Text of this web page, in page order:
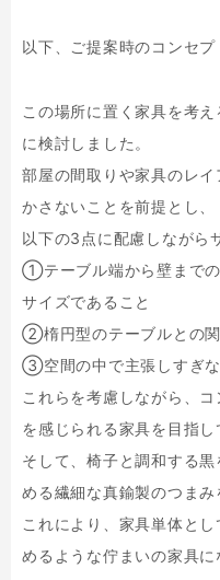
以下、ご提案時のコンセプ
この場所に置く家具を考
に検討しました。
部屋の間取りや家具のレ
かさないことを前提とし、
以下の3点に配慮しながら
①テーブル端から壁まで
サイズであること
②楕円型のテーブルとの関
③空間の中で主張しすぎな
これらを考慮しながら、
を感じられる家具を目指し
そして、椅子と調和する
める繊細な真鍮製のつまみ
これにより、家具単体と
めるような佇まいの家具に